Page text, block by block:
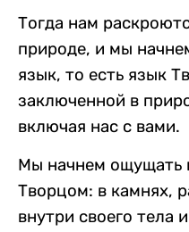
Тогда нам
природе, и мы
язык, то есть язык
заключенной в
включая нас с вами.
Мы начнем ощущать
Творцом: в камнях,
внутри своего тела